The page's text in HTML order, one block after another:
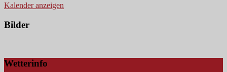
Kalender anzeigen
Bilder
Wetterinfo